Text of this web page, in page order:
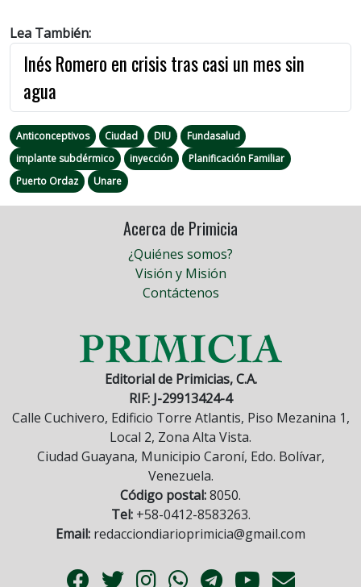
Lea También:
Inés Romero en crisis tras casi un mes sin
agua
Anticonceptivos Ciudad DIU
Fundasalud
implante subdérmico
inyección
Planificación Familiar
Puerto Ordaz
Unare
Acerca de Primicia
¿Quiénes somos?
Visión y Misión
Contáctenos
Editorial de Primicias, C.A.
RIF: J-29913424-4
Calle Cuchivero, Edificio Torre Atlantis, Piso Mezanina 1,
Local 2, Zona Alta Vista.
Ciudad Guayana, Municipio Caroní, Edo. Bolívar,
Venezuela.
Código postal:8050.
Tel:+58-0412-8583263.
Email: redacciondiarioprimicia@gmail.com